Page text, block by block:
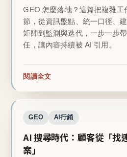
GEO 怎麼落地？這篇把複雜工
節，從資訊盤點、統一口徑、
矩陣到監測與迭代，一步一步
任，讓內容持續被 AI 引用。
閱讀全文
GEO AI行銷
AI 搜尋時代：顧客從「找
案」